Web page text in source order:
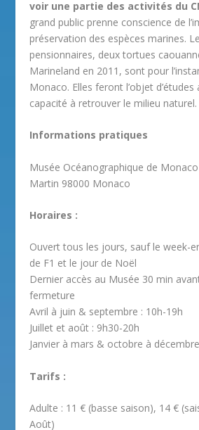
voir une partie des activités du
grand public prenne conscience de
préservation des espèces marines.
pensionnaires, deux tortues
Marineland en 2011, sont pour
Monaco. Elles feront l’objet d’études
capacité à retrouver le milieu naturel.
Informations pratiques
Musée Océanographique de
Martin 98000 Monaco
Horaires :
Ouvert tous les jours, sauf le week-
de F1 et le jour de Noël
Dernier accès au Musée 30 min
fermeture
Avril à juin & septembre : 10h-19h
Juillet et août : 9h30-20h
Janvier à mars & octobre à
Tarifs :
Adulte : 11 € (basse saison), 14 €
Août)